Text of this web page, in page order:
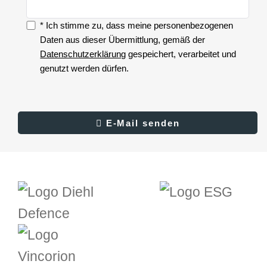
Zustimmung
Zustimmung
* Ich stimme zu, dass meine personenbezogenen
Daten aus dieser Übermittlung, gemäß der
Datenschutzerklärung gespeichert, verarbeitet und
genutzt werden dürfen.
E-Mail senden